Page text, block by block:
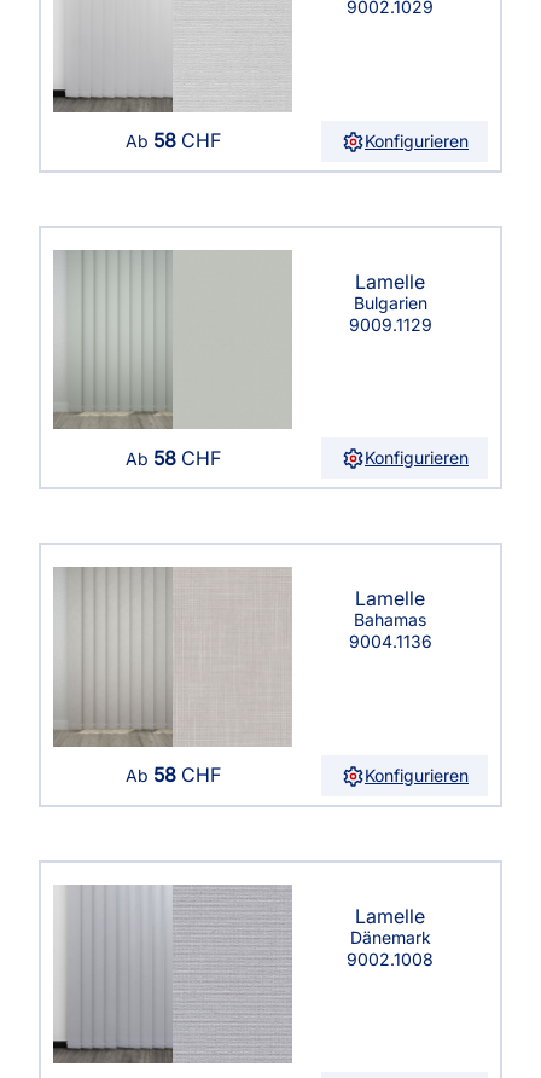
9002.1029
Ab 58CHF Konfigurieren
Lamelle
Bulgarien
9009.1129
Ab 58CHF Konfigurieren
Lamelle
Bahamas
9004.1136
Ab 58CHF Konfigurieren
Lamelle
Dänemark
9002.1008